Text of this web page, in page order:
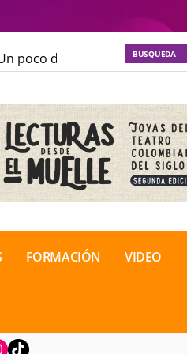
poco de locura para la cordura
de Teatro Rosa
FORMACIÓN VIDEO
TikTok